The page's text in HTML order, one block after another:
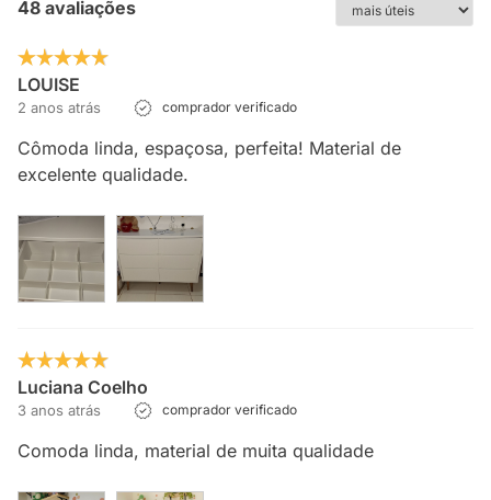
48 avaliações
LOUISE
2 anos atrás comprador verificado
Cômoda linda, espaçosa, perfeita! Material de
excelente qualidade.
Luciana Coelho
3 anos atrás comprador verificado
Comoda linda, material de muita qualidade